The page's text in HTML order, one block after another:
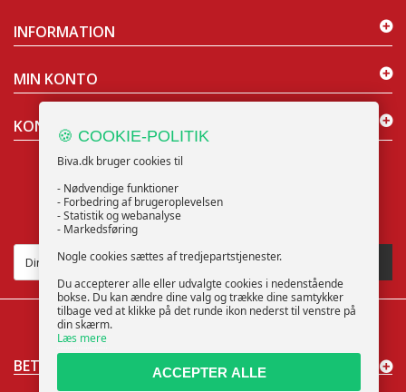
INFORMATION
MIN KONTO
KONTAKT OS
NYHEDSBREV
BETALINGSMÅDER
🍪 COOKIE-POLITIK
Biva.dk bruger cookies til
- Nødvendige funktioner
- Forbedring af brugeroplevelsen
- Statistik og webanalyse
- Markedsføring
Nogle cookies sættes af tredjepartstjenester.
Du accepterer alle eller udvalgte cookies i nedenstående
bokse. Du kan ændre dine valg og trække dine samtykker
tilbage ved at klikke på det runde ikon nederst til venstre på
din skærm.
Læs mere
ACCEPTER ALLE